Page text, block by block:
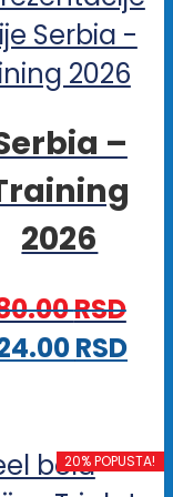
na
–
2026
RSD
RSD
20% POPUSTA!